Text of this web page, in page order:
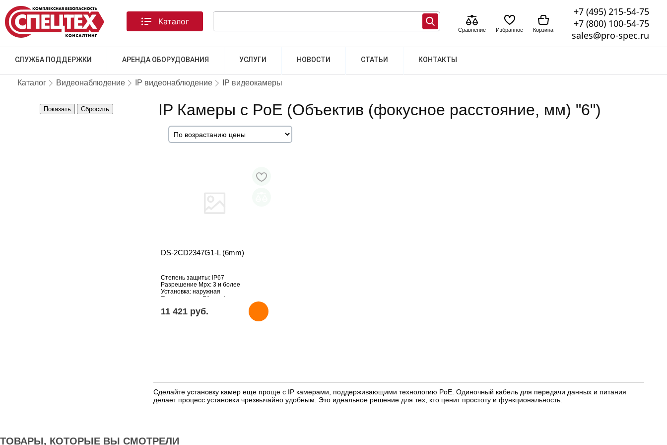
СЛУЖБА ПОДДЕРЖКИ АРЕНДА ОБОРУДОВАНИЯ УСЛУГИ НОВОСТИ СТАТЬИ КОНТАКТЫ
Каталог
Сравнение Избранное Корзина
+7 (495) 215-54-75
+7 (800) 100-54-75
sales@pro-spec.ru
Каталог Видеонаблюдение IP видеонаблюдение IP видеокамеры
Показать Сбросить IP Камеры с PoE (Объектив (фокусное расстояние, мм) "6")
DS-2CD2347G1-L (6mm)
Степень защиты: IP67
Разрешение Mpx: 3 и более
Установка: наружная
Подключение: Ethernet
Дополнительное оснащение: датчик
движения, инфракрасная подсветка
Объектив (фокусное расстояние, мм): 6
11 421 pуб.
Сделайте установку камер еще проще с IP камерами, поддерживающими технологию PoE. Одиночный кабель для передачи данных и питания
делает процесс установки чрезвычайно удобным. Это идеальное решение для тех, кто ценит простоту и функциональность.
ТОВАРЫ, КОТОРЫЕ ВЫ СМОТРЕЛИ